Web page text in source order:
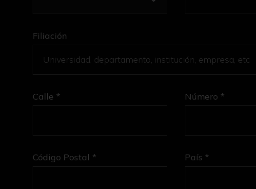
Filiación
Calle * Número *
Código Postal * País *